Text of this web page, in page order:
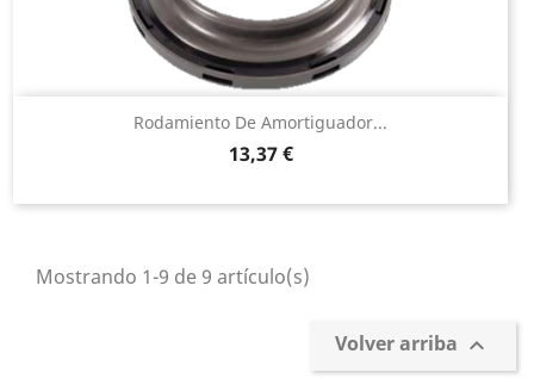
Rodamiento De Amortiguador...
Precio
13,37 €
Mostrando 1-9 de 9 artículo(s)
Volver arriba 